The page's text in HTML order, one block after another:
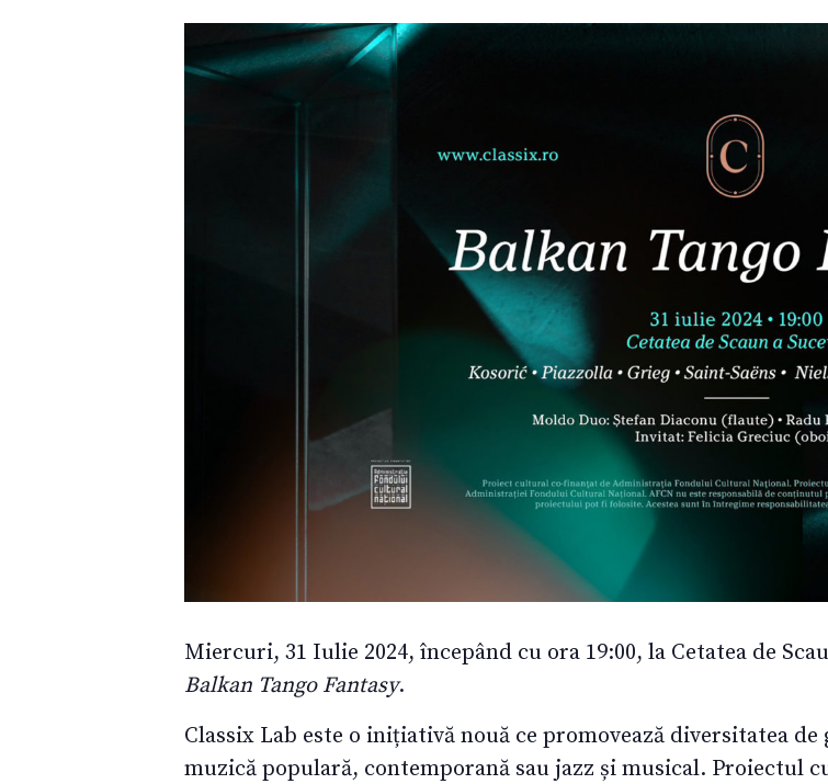
Miercuri, 31 Iulie 2024, începând cu ora 19:00, la Cetatea de
Balkan Tango Fantasy.
Classix Lab este o inițiativă nouă ce promovează diversitatea
muzică populară, contemporană sau jazz și musical. Proiectul